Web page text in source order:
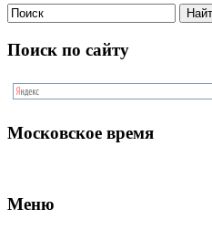
Поиск по сайту
Московское время
Меню